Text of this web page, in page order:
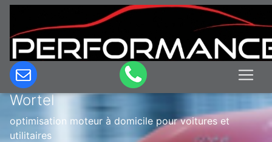
Optimisation & Reprogrammation
moteur à domicile en Belgique à
Wortel
optimisation moteur à domicile pour voitures et
utilitaires